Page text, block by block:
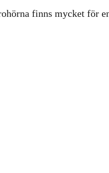
finns mycket för